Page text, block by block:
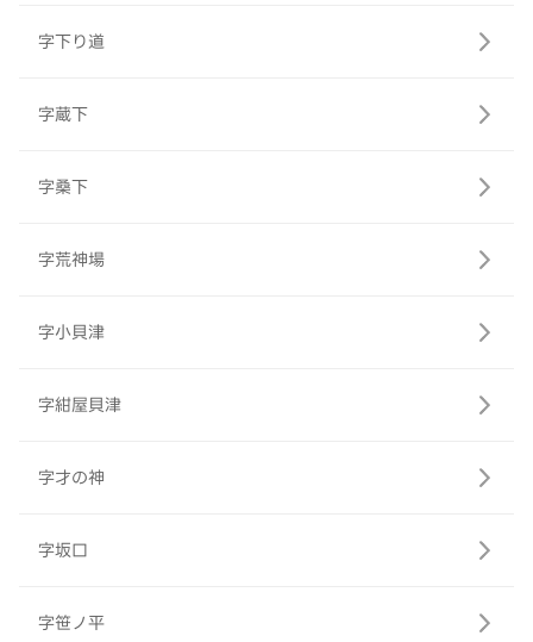
字下り道
字蔵下
字桑下
字荒神場
字小貝津
字紺屋貝津
字才の神
字坂口
字笹ノ平